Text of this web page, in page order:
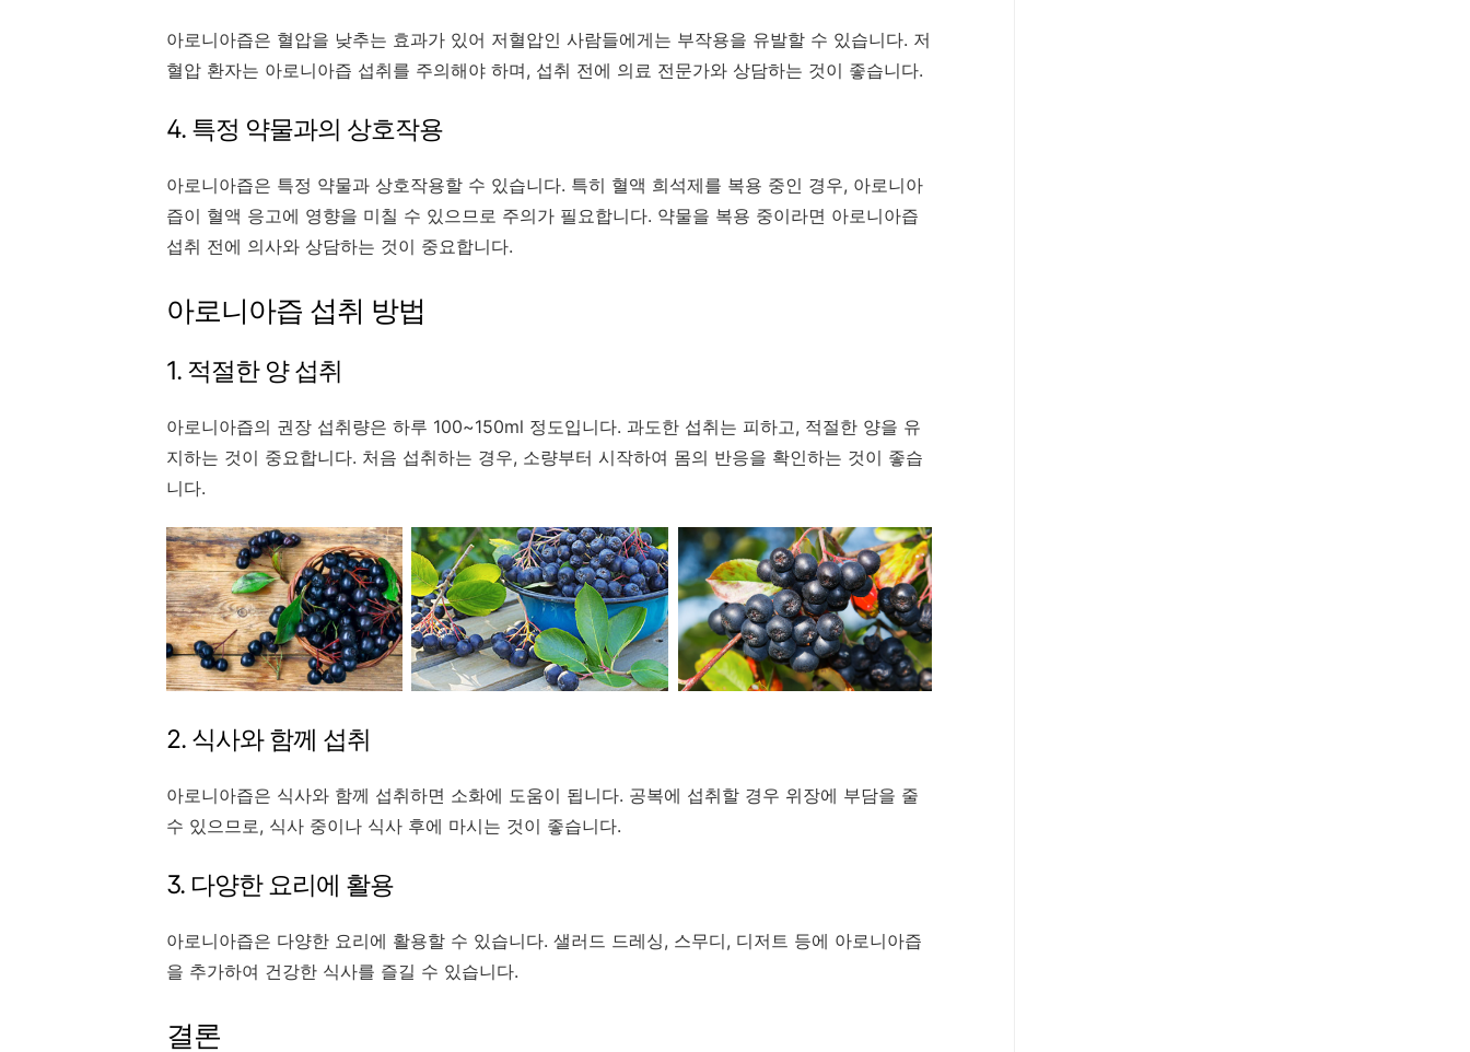
아로니아즙은 혈압을 낮추는 효과가 있어 저혈압인 사람들에게는 부작용을 유발할 수 있습니다. 저
혈압 환자는 아로니아즙 섭취를 주의해야 하며, 섭취 전에 의료 전문가와 상담하는 것이 좋습니다.
4. 특정 약물과의 상호작용
아로니아즙은 특정 약물과 상호작용할 수 있습니다. 특히 혈액 희석제를 복용 중인 경우, 아로니아
즙이 혈액 응고에 영향을 미칠 수 있으므로 주의가 필요합니다. 약물을 복용 중이라면 아로니아즙
섭취 전에 의사와 상담하는 것이 중요합니다.
아로니아즙 섭취 방법
1. 적절한 양 섭취
아로니아즙의 권장 섭취량은 하루 100~150ml 정도입니다. 과도한 섭취는 피하고, 적절한 양을 유
지하는 것이 중요합니다. 처음 섭취하는 경우, 소량부터 시작하여 몸의 반응을 확인하는 것이 좋습
니다.
2. 식사와 함께 섭취
아로니아즙은 식사와 함께 섭취하면 소화에 도움이 됩니다. 공복에 섭취할 경우 위장에 부담을 줄
수 있으므로, 식사 중이나 식사 후에 마시는 것이 좋습니다.
3. 다양한 요리에 활용
아로니아즙은 다양한 요리에 활용할 수 있습니다. 샐러드 드레싱, 스무디, 디저트 등에 아로니아즙
을 추가하여 건강한 식사를 즐길 수 있습니다.
결론